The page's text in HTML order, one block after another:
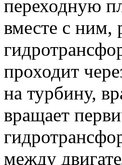
переходную
вместе с ним,
проходит
на турбину,
вращает
между